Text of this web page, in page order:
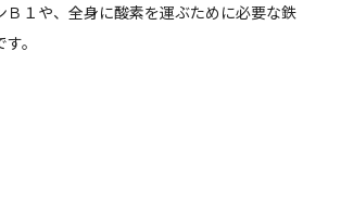
Ｂ１や、全身に酸素を運ぶために必要な鉄
。